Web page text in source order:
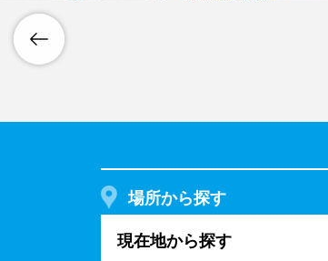
場所から探す
現在地から探す